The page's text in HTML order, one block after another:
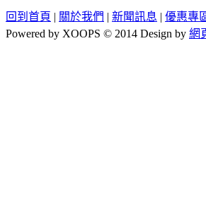
回到首頁 | 關於我們 | 新聞訊息 | 優惠專
Powered by XOOPS © 2014 Design by 網